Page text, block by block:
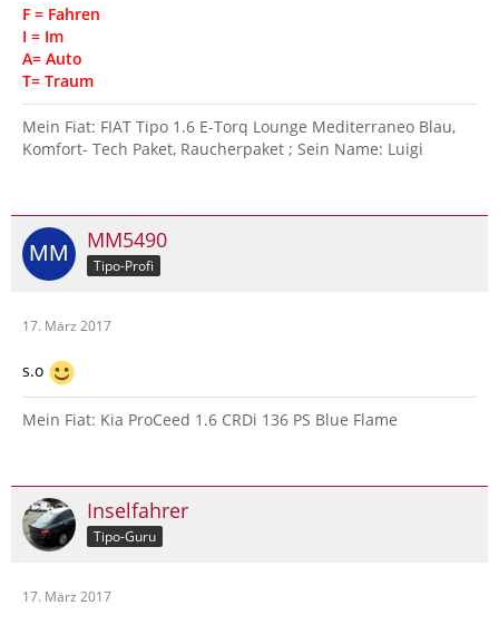
F = Fahren
I = Im
A= Auto
T= Traum
Mein Fiat: FIAT Tipo 1.6 E-Torq Lounge Mediterraneo Blau,
Komfort- Tech Paket, Raucherpaket ; Sein Name: Luigi
MM5490
Tipo-Profi
17. März 2017
s.o
Mein Fiat: Kia ProCeed 1.6 CRDi 136 PS Blue Flame
Inselfahrer
Tipo-Guru
17. März 2017